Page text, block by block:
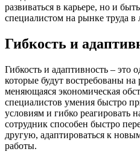
развиваться в карьере, но и
специалистом на рынке труда в
Гибкость и
Гибкость и адаптивность – это
которые будут востребованы
меняющаяся экономическая
специалистов умения быстро
условиям и гибко реагировать
сотрудник способен быстро
другую, адаптироваться к
работы.